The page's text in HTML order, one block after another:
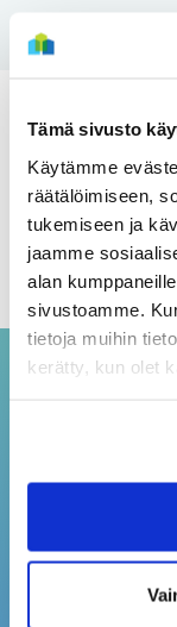
Tämä sivusto
Käytämme
räätälöimiseen,
tukemiseen ja
jaamme
alan
sivustoamme.
tietoja muihin
kerätty, kun olet
Arkistot
elokuu
heinäkuu
kesäkuu